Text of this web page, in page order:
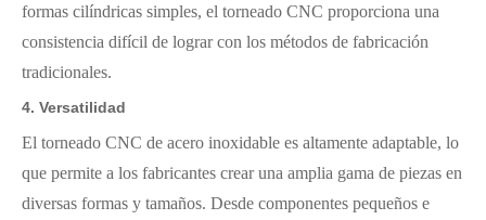
formas cilíndricas simples, el torneado CNC proporciona una
consistencia difícil de lograr con los métodos de fabricación
tradicionales.
4. Versatilidad
El torneado CNC de acero inoxidable es altamente adaptable, lo
que permite a los fabricantes crear una amplia gama de piezas en
diversas formas y tamaños. Desde componentes pequeños e